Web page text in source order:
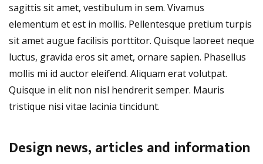
sagittis sit amet, vestibulum in sem. Vivamus
elementum et est in mollis. Pellentesque pretium turpis
sit amet augue facilisis porttitor. Quisque laoreet neque
luctus, gravida eros sit amet, ornare sapien. Phasellus
mollis mi id auctor eleifend. Aliquam erat volutpat.
Quisque in elit non nisl hendrerit semper. Mauris
tristique nisi vitae lacinia tincidunt.
Design news, articles and information